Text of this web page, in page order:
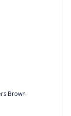
Brown